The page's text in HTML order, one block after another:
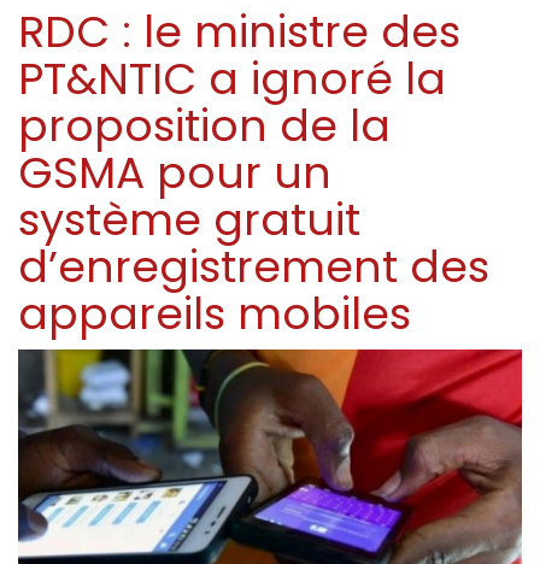
RDC : le ministre des
PT&NTIC a ignoré la
proposition de la
GSMA pour un
système gratuit
d’enregistrement des
appareils mobiles